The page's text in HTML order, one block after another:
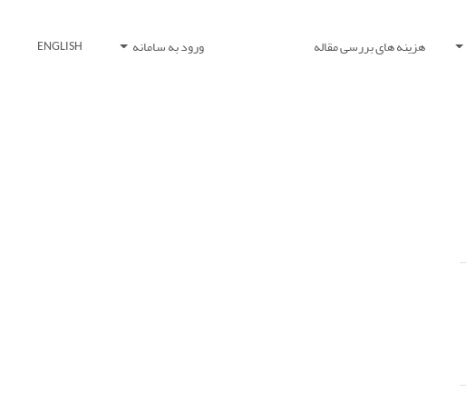
هزینه های بررسی مقاله ورود به سامانه ENGLISH